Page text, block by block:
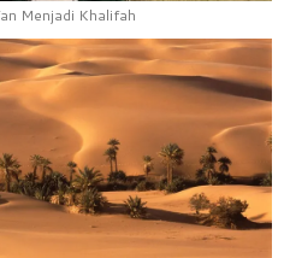
Menjadi Khalifah